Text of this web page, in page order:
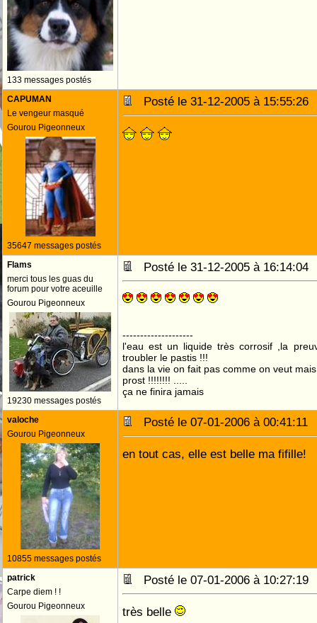
133 messages postés
CAPUMAN
Le vengeur masqué
Gourou Pigeonneux
35647 messages postés
Posté le 31-12-2005 à
Flams
merci tous les guas du
forum pour votre aceuille
Gourou Pigeonneux
19230 messages postés
Posté le 31-12-2005 à
--------------------
l'eau est un liquide très corrosif ,la
troubler le pastis !!!
dans la vie on fait pas comme on veut
prost !!!!!!!! .....
ça ne finira jamais
valoche
Gourou Pigeonneux
10855 messages postés
Posté le 07-01-2006 à
en tout cas, elle est belle ma fifille!
patrick
Carpe diem ! !
Gourou Pigeonneux
Posté le 07-01-2006 à
très belle